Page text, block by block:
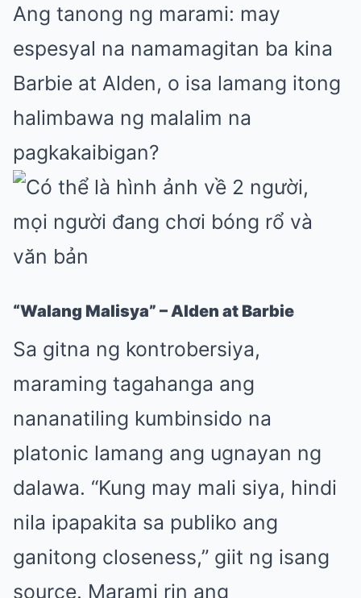
Ang tanong ng marami: may
espesyal na namamagitan ba kina
Barbie at Alden, o isa lamang itong
halimbawa ng malalim na
pagkakaibigan?
“Walang Malisya” – Alden at Barbie
Sa gitna ng kontrobersiya,
maraming tagahanga ang
nananatiling kumbinsido na
platonic lamang ang ugnayan ng
dalawa. “Kung may mali siya, hindi
nila ipapakita sa publiko ang
ganitong closeness,” giit ng isang
source. Marami rin ang